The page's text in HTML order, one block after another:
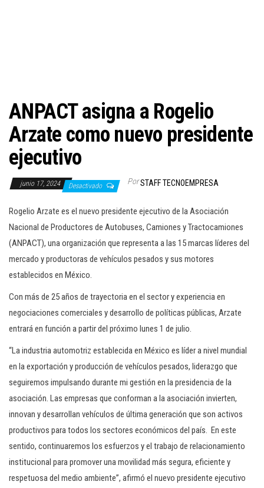
ANPACT asigna a Rogelio
Arzate como nuevo presidente
ejecutivo
junio 17, 2024 Desactivado PorSTAFF TECNOEMPRESA
Rogelio Arzate es el nuevo presidente ejecutivo de la Asociación
Nacional de Productores de Autobuses, Camiones y Tractocamiones
(ANPACT), una organización que representa a las 15 marcas líderes del
mercado y productoras de vehículos pesados y sus motores
establecidos en México.
Con más de 25 años de trayectoria en el sector y experiencia en
negociaciones comerciales y desarrollo de políticas públicas, Arzate
entrará en función a partir del próximo lunes 1 de julio.
“La industria automotriz establecida en México es líder a nivel mundial
en la exportación y producción de vehículos pesados, liderazgo que
seguiremos impulsando durante mi gestión en la presidencia de la
asociación. Las empresas que conforman a la asociación invierten,
innovan y desarrollan vehículos de última generación que son activos
productivos para todos los sectores económicos del país. En este
sentido, continuaremos los esfuerzos y el trabajo de relacionamiento
institucional para promover una movilidad más segura, eficiente y
respetuosa del medio ambiente”, afirmó el nuevo presidente ejecutivo